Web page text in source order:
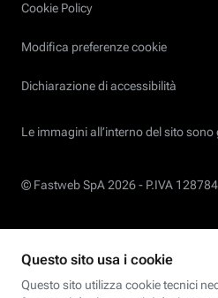
Cookie Policy
Modifica preferenze cookie
Dichiarazione di accessibilità
Le immagini all’interno del sito
© Fastweb SpA 2026 - P.IVA